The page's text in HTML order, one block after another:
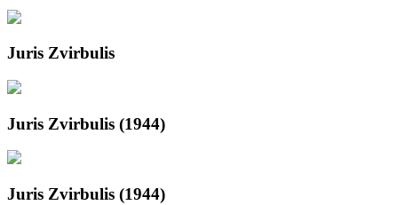
Juris Zvirbulis
Juris Zvirbulis (1944)
Juris Zvirbulis (1944)